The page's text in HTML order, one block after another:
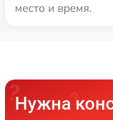
место и время.
Нужна